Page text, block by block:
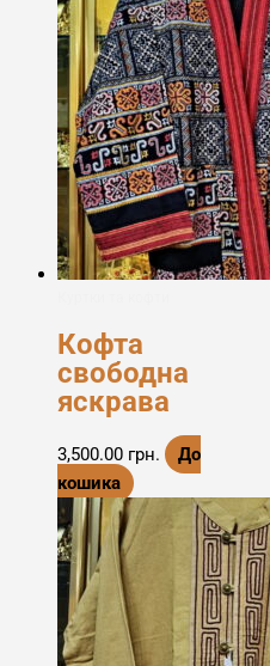
Кофта
свободна
яскрава
3,500.00 грн.
До
кошика